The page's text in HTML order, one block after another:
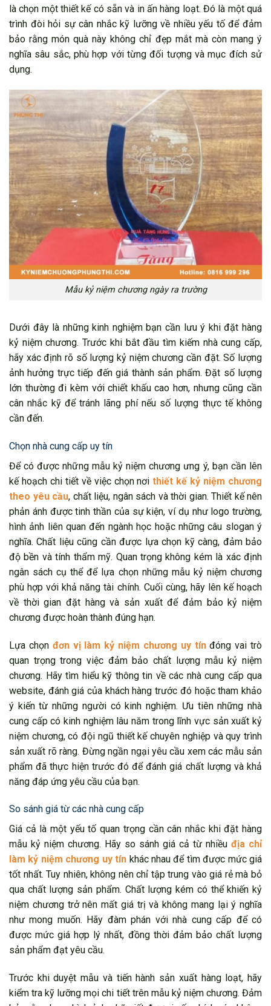
là chọn một thiết kế có sẵn và in ấn hàng loạt. Đó là một quá
trình đòi hỏi sự cân nhắc kỹ lưỡng về nhiều yếu tố để đảm
bảo rằng món quà này không chỉ đẹp mắt mà còn mang ý
nghĩa sâu sắc, phù hợp với từng đối tượng và mục đích sử
dụng.
Mẫu kỷ niệm chương ngày ra trường
Dưới đây là những kinh nghiệm bạn cần lưu ý khi đặt hàng
kỷ niệm chương. Trước khi bắt đầu tìm kiếm nhà cung cấp,
hãy xác định rõ số lượng kỷ niệm chương cần đặt. Số lượng
ảnh hưởng trực tiếp đến giá thành sản phẩm. Đặt số lượng
lớn thường đi kèm với chiết khấu cao hơn, nhưng cũng cần
cân nhắc kỹ để tránh lãng phí nếu số lượng thực tế không
cần đến.
Chọn nhà cung cấp uy tín
Để có được những mẫu kỷ niệm chương ưng ý, bạn cần lên
kế hoạch chi tiết về việc chọn nơithiết kế kỷ niệm chương
theo yêu cầu, chất liệu, ngân sách và thời gian. Thiết kế nên
phản ánh được tinh thần của sự kiện, ví dụ như logo trường,
hình ảnh liên quan đến ngành học hoặc những câu slogan ý
nghĩa. Chất liệu cũng cần được lựa chọn kỹ càng, đảm bảo
độ bền và tính thẩm mỹ. Quan trọng không kém là xác định
ngân sách cụ thể để lựa chọn những mẫu kỷ niệm chương
phù hợp với khả năng tài chính. Cuối cùng, hãy lên kế hoạch
về thời gian đặt hàng và sản xuất để đảm bảo kỷ niệm
chương được hoàn thành đúng hạn.
Lựa chọn đơn vị làm kỷ niệm chương uy tínđóng vai trò
quan trọng trong việc đảm bảo chất lượng mẫu kỷ niệm
chương. Hãy tìm hiểu kỹ thông tin về các nhà cung cấp qua
website, đánh giá của khách hàng trước đó hoặc tham khảo
ý kiến từ những người có kinh nghiệm. Ưu tiên những nhà
cung cấp có kinh nghiệm lâu năm trong lĩnh vực sản xuất kỷ
niệm chương, có đội ngũ thiết kế chuyên nghiệp và quy trình
sản xuất rõ ràng. Đừng ngần ngại yêu cầu xem các mẫu sản
phẩm đã thực hiện trước đó để đánh giá chất lượng và khả
năng đáp ứng yêu cầu của bạn.
So sánh giá từ các nhà cung cấp
Giá cả là một yếu tố quan trọng cần cân nhắc khi đặt hàng
mẫu kỷ niệm chương. Hãy so sánh giá cả từ nhiều địa chỉ
làm kỷ niệm chương uy tín khác nhau để tìm được mức giá
tốt nhất. Tuy nhiên, không nên chỉ tập trung vào giá rẻ mà bỏ
qua chất lượng sản phẩm. Chất lượng kém có thể khiến kỷ
niệm chương trở nên mất giá trị và không mang lại ý nghĩa
như mong muốn. Hãy đàm phán với nhà cung cấp để có
được mức giá hợp lý nhất, đồng thời đảm bảo chất lượng
sản phẩm đạt yêu cầu.
Trước khi duyệt mẫu và tiến hành sản xuất hàng loạt, hãy
kiểm tra kỹ lưỡng mọi chi tiết trên mẫu kỷ niệm chương. Đảm